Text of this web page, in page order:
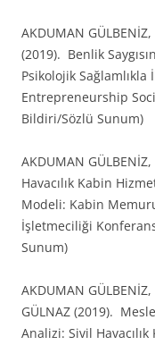
AKDUMAN GÜLBENİZ,
(2019). Benlik
Psikolojik
Entrepreneurship
Bildiri/Sözlü Sunum)
AKDUMAN
Havacılık Kabin
Modeli: Kabin
İşletmeciliği
Sunum)
AKDUMAN GÜLBENİZ,
GÜLNAZ (2019).
Analizi: Sivil